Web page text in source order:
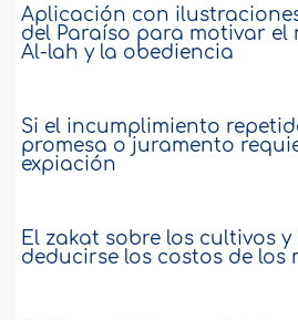
Aplicación con
del Paraíso para motivar el
Al-lah y la obediencia
Si el incumplimiento
promesa o juramento
expiación
El zakat sobre los cultivos y
deducirse los costos de los